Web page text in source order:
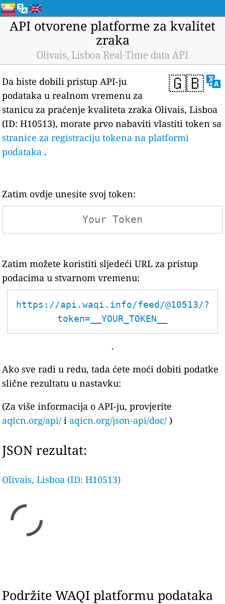
API otvorene platforme za kvalitet
zraka
Olivais, Lisboa Real-Time data API
🇬🇧
Da biste dobili pristup API-ju
podataka u realnom vremenu za
stanicu za praćenje kvaliteta zraka Olivais, Lisboa
(ID: H10513), morate prvo nabaviti vlastiti token sa
stranice za registraciju tokena na platformi
podataka .
Zatim ovdje unesite svoj token:
Zatim možete koristiti sljedeći URL za pristup
podacima u stvarnom vremenu:
https://api.waqi.info/feed/@10513/?
token=__YOUR_TOKEN__
.
Ako sve radi u redu, tada ćete moći dobiti podatke
slične rezultatu u nastavku:
(Za više informacija o API-ju, provjerite
aqicn.org/api/ i aqicn.org/json-api/doc/ )
JSON rezultat:
Olivais, Lisboa (ID: H10513)
Podržite WAQI platformu podataka